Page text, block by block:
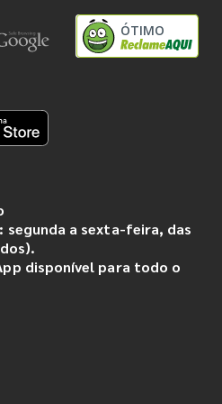
ÓTIMO
a sexta-feira, das
disponível para todo o